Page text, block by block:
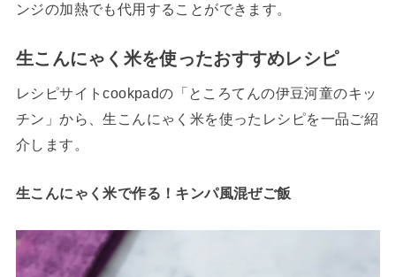
ンジの加熱でも代用することができます。
生こんにゃく米を使ったおすすめレシピ
レシピサイトcookpadの「ところてんの伊豆河童のキッ
チン」から、生こんにゃく米を使ったレシピを一品ご紹
介します。
生こんにゃく米で作る！キンパ風混ぜご飯